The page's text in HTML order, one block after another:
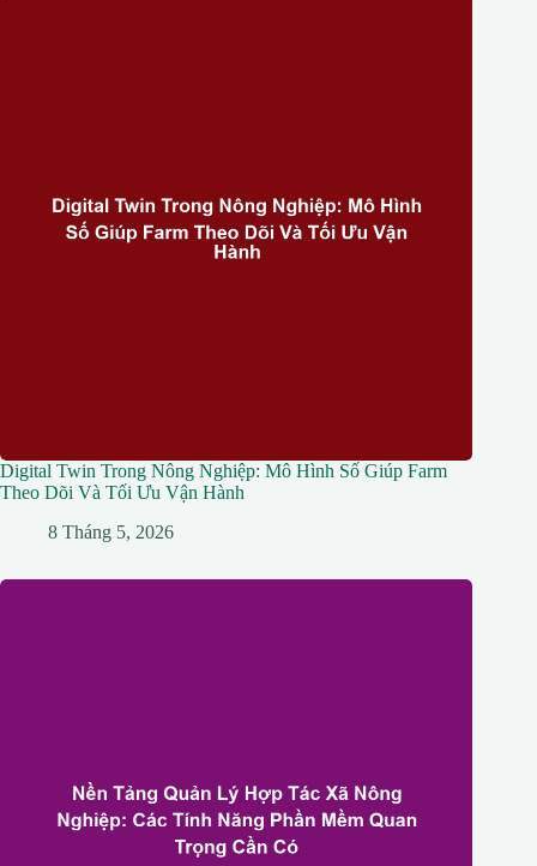
Digital Twin Trong Nông Nghiệp: Mô Hình Số Giúp Farm
Theo Dõi Và Tối Ưu Vận Hành
8 Tháng 5, 2026